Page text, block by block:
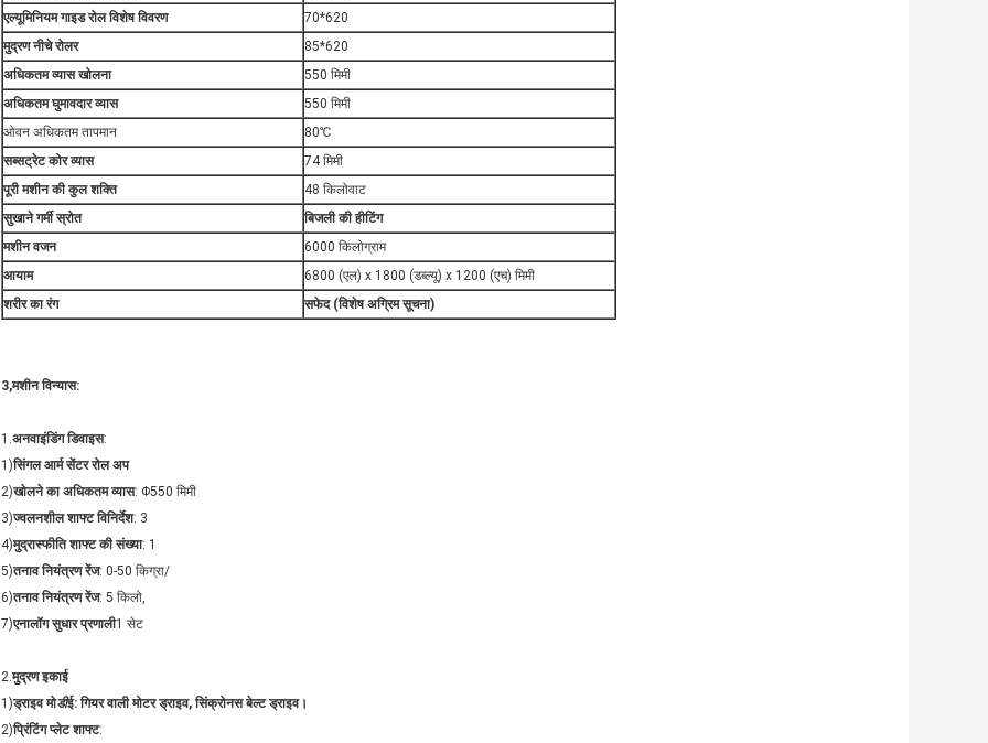
एल्यूमिनियम गाइड रोल विशेष विवरण
70*620
मुद्रण नीचे रोलर
85*620
अधिकतम व्यास खोलना
550 मिमी
अधिकतम घुमावदार व्यास
550 मिमी
ओवन अधिकतम तापमान
80℃
सब्सट्रेट कोर व्यास
74 मिमी
पूरी मशीन की कुल शक्ति
48 किलोवाट
सुखाने गर्मी स्रोत
बिजली की हीटिंग
मशीन वजन
6000 किलोग्राम
आयाम
6800 (एल) x 1800 (डब्ल्यू) x 1200 (एच) मिमी
शरीर का रंग
सफेद (विशेष अग्रिम सूचना)
3,मशीन विन्यास:
1.अनवाइंडिंग डिवाइस:
1)सिंगल आर्म सेंटर रोल अप
2)खोलने का अधिकतम व्यास: Φ550 मिमी
3)ज्वलनशील शाफ्ट विनिर्देश: 3
4)मुद्रास्फीति शाफ्ट की संख्या: 1
5)तनाव नियंत्रण रेंज: 0-50 किग्रा/
6)तनाव नियंत्रण रेंज: 5 किलो,
7)एनालॉग सुधार प्रणाली1 सेट
2.मुद्रण इकाई
1)ड्राइव मोडीई: गियर वाली मोटर ड्राइव, सिंक्रोनस बेल्ट ड्राइव।
2)प्रिंटिंग प्लेट शाफ्ट: